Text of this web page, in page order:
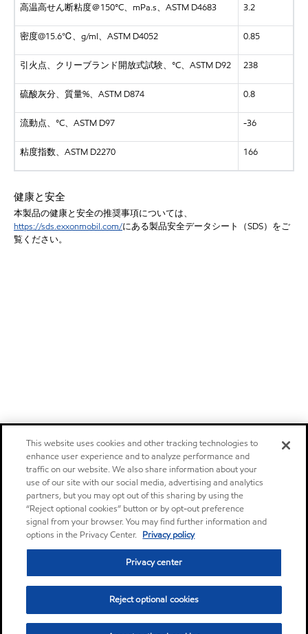
高温高せん断粘度＠150°C、mPa.s、ASTM D4683 3.2
密度@15.6℃、g/ml、ASTM D4052 0.85
引火点、クリーブランド開放式試験、°C、ASTM D92 238
硫酸灰分、質量%、ASTM D874 0.8
流動点、°C、ASTM D97 -36
粘度指数、ASTM D2270 166
健康と安全
本製品の健康と安全の推奨事項については、
https://sds.exxonmobil.com/にある製品安全データシート（SDS）をご
覧ください。
This website uses cookies and other tracking technologies to
enhance user experience and to analyze performance and
traffic on our website. We also share information about your
use of our site with our social media, advertising and analytics
partners, but you may opt out of this sharing by using the
“Reject optional cookies” button or by opt-out preference
signal from your browser. You may find further information and
options in the Privacy Center. Privacy policy
Privacy center
Reject optional cookies